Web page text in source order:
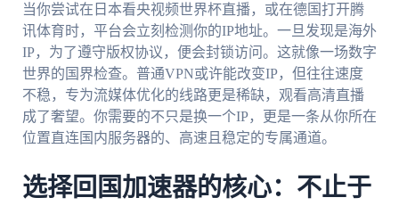
当你尝试在日本看央视频世界杯直播，或在德国打开腾
讯体育时，平台会立刻检测你的IP地址。一旦发现是海外
IP，为了遵守版权协议，便会封锁访问。这就像一场数字
世界的国界检查。普通VPN或许能改变IP，但往往速度
不稳，专为流媒体优化的线路更是稀缺，观看高清直播
成了奢望。你需要的不只是换一个IP，更是一条从你所在
位置直连国内服务器的、高速且稳定的专属通道。
选择回国加速器的核心：不止于